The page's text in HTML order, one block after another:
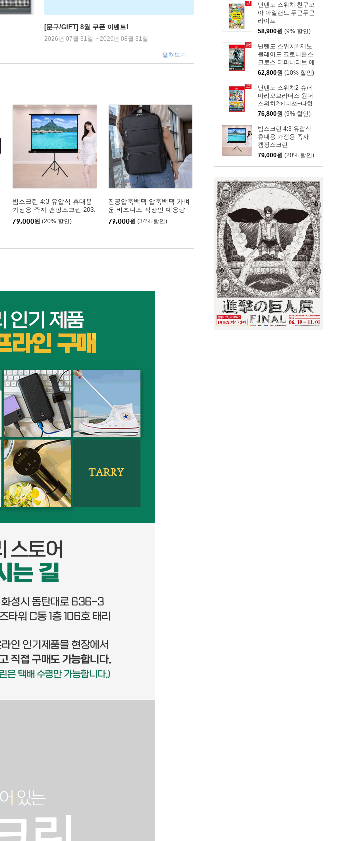
닌텐도 스위치 친구모
아 아일랜드 두근두근
라이프
58,900원 (9% 할인)
닌텐도 스위치2 제노
블레이드 크로니클스
크로스 디피니티브 에
디션 스위치2에디션
62,800원 (10% 할인)
닌텐도 스위치2 슈퍼
마리오브라더스 원더
스위치2에디션+다함
께 방울파크
76,800원 (9% 할인)
빔스크린 4:3 유압식
휴대용 가정용 족자
캠핑스크린
203.2cm(80인치)
79,000원 (20% 할인)
[문구/GIFT] 8월 쿠폰 이벤트!
2026년 07월 31일 ~ 2026년 08월 31일
펼쳐보기
빔스크린 4:3 유압식 휴대용
가정용 족자 캠핑스크린 203.
2cm(80인치)
79,000원 (20% 할인)
진공압축백팩 압축백팩 가벼
운 비즈니스 직장인 대용량
기내용 가방 방수 해외 여행
용 캐리어
79,000원 (34% 할인)